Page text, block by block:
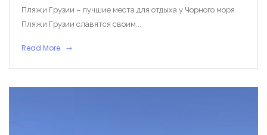
Пляжи Грузии – лучшие места для отдыха у Чорного моря
Пляжи Грузии славятся своим...
Read More